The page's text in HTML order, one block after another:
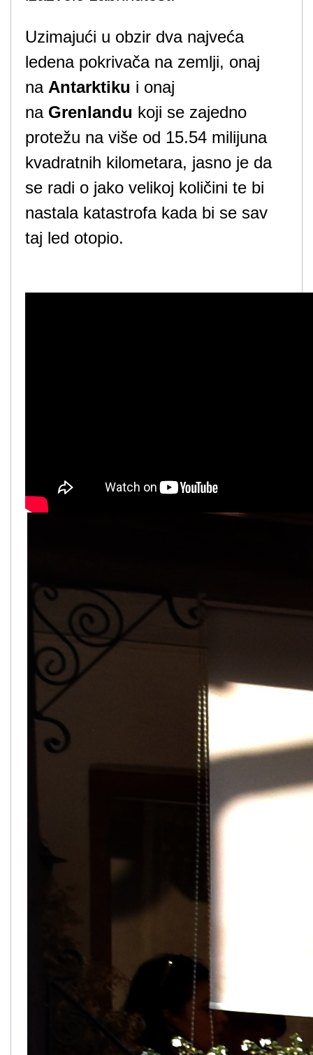
Uzimajući u obzir dva najveća
ledena pokrivača na zemlji, onaj
na Antarktiku i onaj
na Grenlandu koji se zajedno
protežu na više od 15.54 milijuna
kvadratnih kilometara, jasno je da
se radi o jako velikoj količini te bi
nastala katastrofa kada bi se sav
taj led otopio.